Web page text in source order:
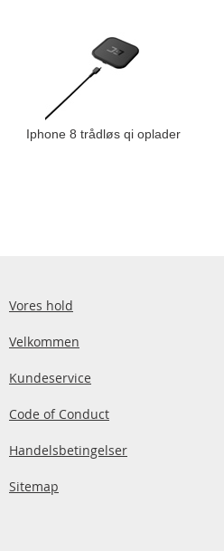
Iphone 8 trådløs qi oplader
Vores hold
Velkommen
Kundeservice
Code of Conduct
Handelsbetingelser
Sitemap